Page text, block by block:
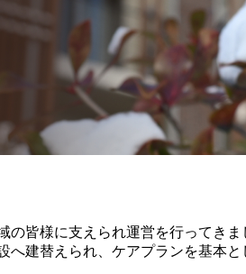
皆様に支えられ運営を行ってき
へ建替えられ、ケアプランを基本